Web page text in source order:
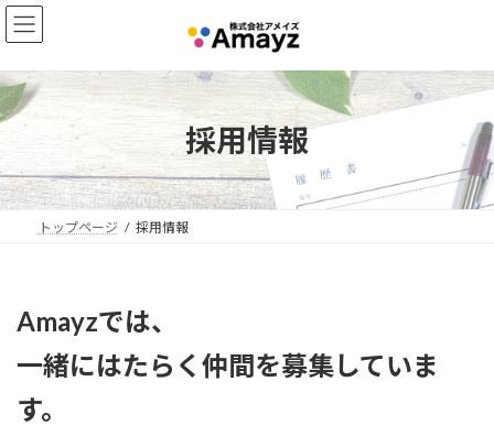
コ
ン
ン
ツ
へ
キ
ッ
プ
ナ
ビ
ー
シ
ョ
に
移
動
採用情報
トップページ 採用情報
Amayzでは、
一緒にはたらく仲間を募集していま
す。